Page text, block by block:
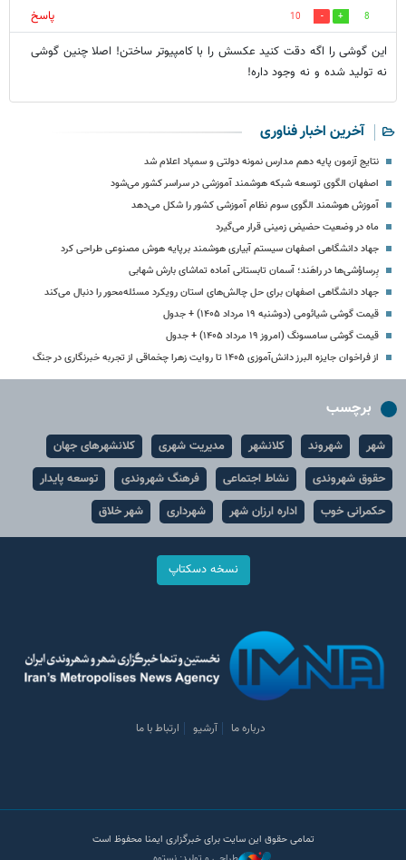
8
10
پاسخ
این گوشی را اگه دقت کنید عکسش را با کامپیوتر ساختن! اصلا چنین گوشی
نه تولید شده و نه وجود داره!
آخرین اخبار فناوری
نتایج آزمون پایه دهم مدارس نمونه دولتی و سمپاد اعلام شد
اصفهان الگوی توسعه شبکه هوشمند آموزشی در سراسر کشور می‌شود
آموزش هوشمند الگوی سوم نظام آموزشی کشور را شکل می‌دهد
ماه در وضعیت حضیض زمینی قرار می‌گیرد
جهاد دانشگاهی اصفهان سیستم آبیاری هوشمند برپایه هوش مصنوعی طراحی کرد
بِرساوُشی‌ها در راهَند؛ آسمان تابستانی آماده تماشای بارش شهابی
جهاد دانشگاهی اصفهان برای حل چالش‌های استان رویکرد مسئله‌محور را دنبال می‌کند
قیمت گوشی شیائومی (دوشنبه ۱۹ مرداد ۱۴۰۵) + جدول
قیمت گوشی سامسونگ (امروز ۱۹ مرداد ۱۴۰۵) + جدول
از فراخوان جایزه البرز دانش‌آموزی ۱۴۰۵ تا روایت زهرا چخماقی از تجربه خبرنگاری در جنگ
برچسب
شهر شهروند کلانشهر مدیریت شهری
کلانشهرهای جهان
حقوق شهروندی
نشاط اجتماعی فرهنگ شهروندی
توسعه پایدار
حکمرانی خوب
اداره ارزان شهر شهرداری شهر خلاق
نسخه دسکتاپ
درباره ما آرشیو ارتباط با ما
تمامی حقوق این سایت برای خبرگزاری ایمنا محفوظ است